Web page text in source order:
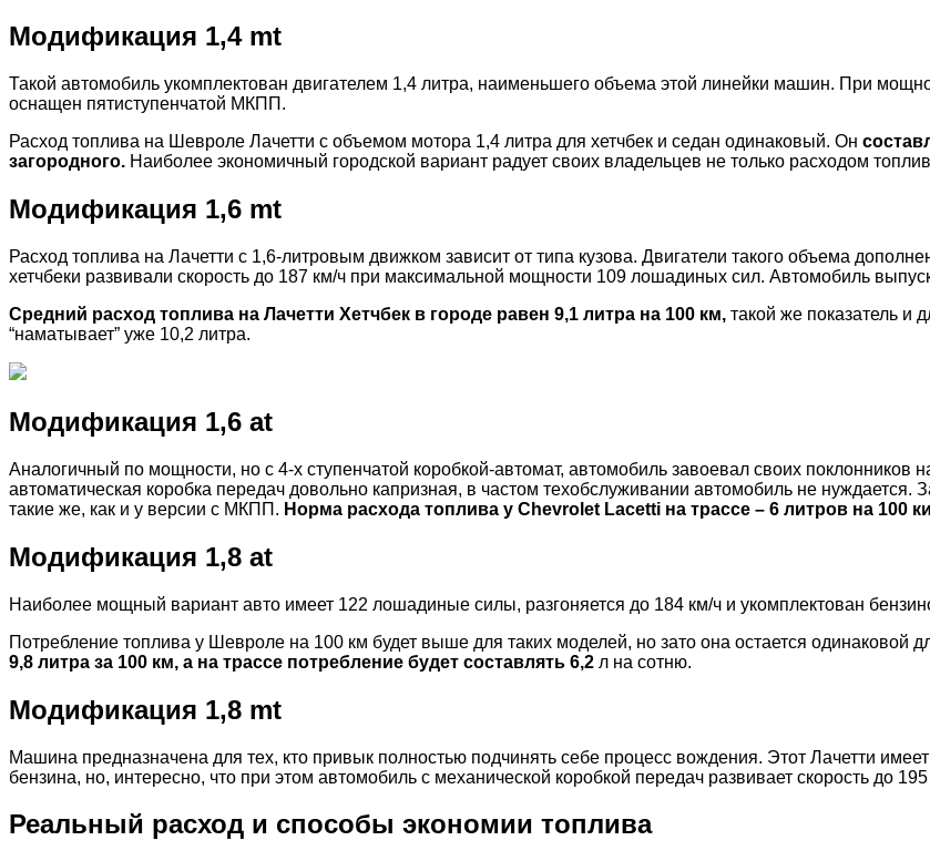
Модификация 1,4 mt
Такой автомобиль укомплектован двигателем 1,4 литра, наименьшего объема этой линейки машин. При
оснащен пятиступенчатой МКПП.
Расход топлива на Шевроле Лачетти с объемом мотора 1,4 литра для хетчбек и седан одинаковый. Он
загородного. Наиболее экономичный городской вариант радует своих владельцев не только расходом
Модификация 1,6 mt
Расход топлива на Лачетти с 1,6-литровым движком зависит от типа кузова. Двигатели такого объема
хетчбеки развивали скорость до 187 км/ч при максимальной мощности 109 лошадиных сил. Автомобиль
Средний расход топлива на Лачетти Хетчбек в городе равен 9,1 литра на 100 км, такой же показатель и
“наматывает” уже 10,2 литра.
Модификация 1,6 at
Аналогичный по мощности, но с 4-х ступенчатой коробкой-автомат, автомобиль завоевал своих поклонников
автоматическая коробка передач довольно капризная, в частом техобслуживании автомобиль не
такие же, как и у версии с МКПП. Норма расхода топлива у Chevrolet Lacetti на трассе – 6 литров на 100
Модификация 1,8 at
Наиболее мощный вариант авто имеет 122 лошадиные силы, разгоняется до 184 км/ч и укомплектован
Потребление топлива у Шевроле на 100 км будет выше для таких моделей, но зато она остается одинаковой
9,8 литра за 100 км, а на трассе потребление будет составлять 6,2 л на сотню.
Модификация 1,8 mt
Машина предназначена для тех, кто привык полностью подчинять себе процесс вождения. Этот Лачетти
бензина, но, интересно, что при этом автомобиль с механической коробкой передач развивает скорость до 195
Реальный расход и способы экономии топлива